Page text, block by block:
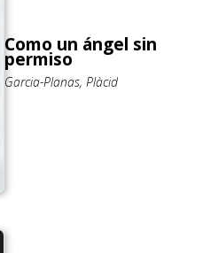
Como un ángel sin
permiso
Garcia-Planas, Plàcid